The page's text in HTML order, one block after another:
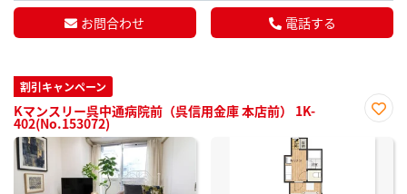
お問合わせ 電話する
割引キャンペーン
Kマンスリー呉中通病院前（呉信用金庫 本店前） 1K-
402(No.153072)
に入